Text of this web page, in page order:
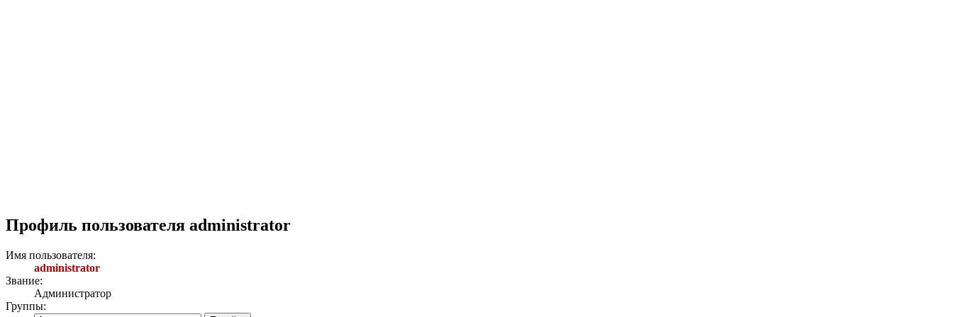
Профиль пользователя administrator
Имя пользователя:
administrator
Звание:
Администратор
Группы: